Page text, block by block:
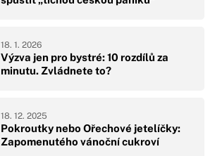
Výzva jen pro bystré: 10 rozdílů za
minutu. Zvládnete to?
18. 1. 2026
Pokroutky nebo Ořechové jetelíčky:
Zapomenutého vánoční cukroví
18. 12. 2025